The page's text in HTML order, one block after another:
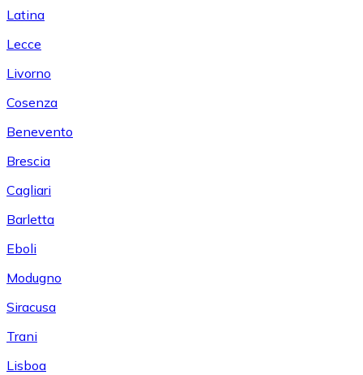
Latina
Lecce
Livorno
Cosenza
Benevento
Brescia
Cagliari
Barletta
Eboli
Modugno
Siracusa
Trani
Lisboa